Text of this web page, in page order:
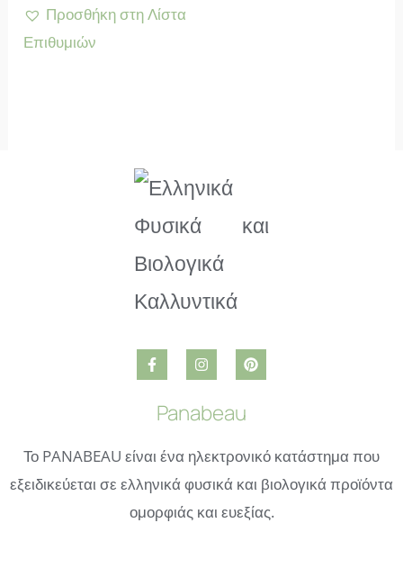
Προσθήκη στη Λίστα
Επιθυμιών
Panabeau
Το PANABEAU είναι ένα ηλεκτρονικό κατάστημα που
εξειδικεύεται σε ελληνικά φυσικά και βιολογικά προϊόντα
ομορφιάς και ευεξίας.